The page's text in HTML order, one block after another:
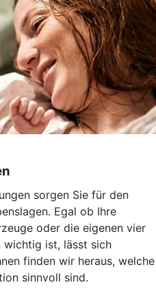
sorgen Sie für den
Egal ob Ihre
oder die eigenen vier
wichtig ist, lässt sich
finden wir heraus, welche
sinnvoll sind.